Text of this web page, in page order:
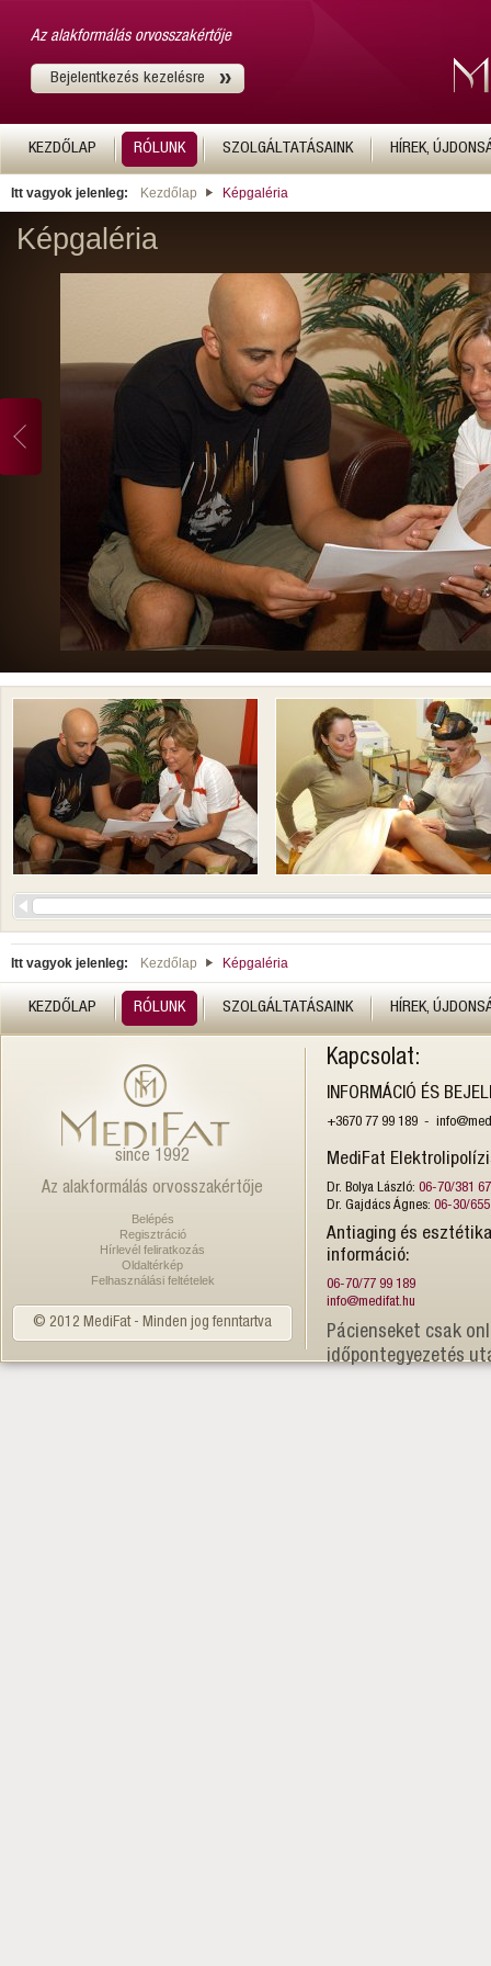
Az alakformálás orvosszakértője
Bejelentkezés kezelésre
KEZDŐLAP RÓLUNK SZOLGÁLTATÁSAINK HÍREK,
Itt vagyok jelenleg: Kezdőlap Képgaléria
Képgaléria
Itt vagyok jelenleg: Kezdőlap Képgaléria
KEZDŐLAP RÓLUNK SZOLGÁLTATÁSAINK HÍREK,
since 1992
Az alakformálás orvosszakértője
Belépés
Regisztráció
Hírlevél feliratkozás
Oldaltérkép
Felhasználási feltételek
© 2012 MediFat - Minden jog fenntartva
Kapcsolat:
INFORMÁCIÓ ÉS
+3670 77 99 189 -
MediFat
Dr. Bolya László: 06-70/381
Dr. Gajdács Ágnes: 06-30/
Antiaging és
információ:
06-70/77 99 189
info@medifat.hu
Pácienseket csak
időpontegyezetés